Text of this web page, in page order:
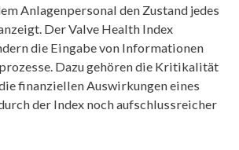
Anlagenpersonal den Zustand jedes
Der Valve Health Index
die Eingabe von Informationen
Dazu gehören die Kritikalität
finanziellen Auswirkungen eines
der Index noch aufschlussreicher